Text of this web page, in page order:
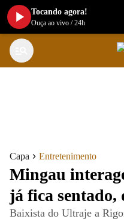
Capa Entretenimento
Mingau
já fica sentado,
Baixista do Ultraje a
Tocando agora!
Ouça ao vivo /24h